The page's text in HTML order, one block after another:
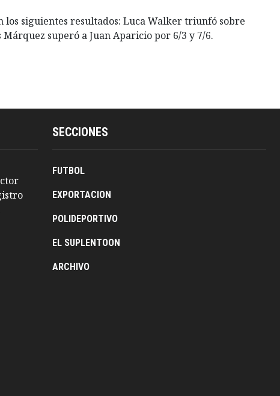
los siguientes resultados: Luca Walker triunfó sobre
superó a Juan Aparicio por 6/3 y 7/6.
SECCIONES
FUTBOL
EXPORTACION
POLIDEPORTIVO
EL SUPLENTOON
ARCHIVO